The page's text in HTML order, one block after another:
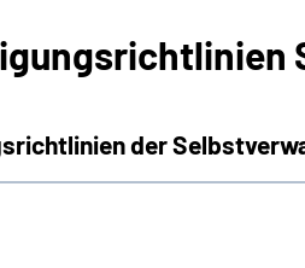
der